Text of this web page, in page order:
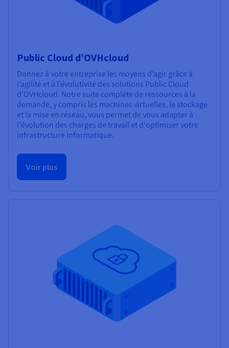
Public Cloud d’OVHcloud
Donnez à votre entreprise les moyens d’agir grâce à
l’agilité et à l’évolutivité des solutions Public Cloud
d’OVHcloud. Notre suite complète de ressources à la
demande, y compris les machines virtuelles, le stockage
et la mise en réseau, vous permet de vous adapter à
l'évolution des charges de travail et d'optimiser votre
infrastructure informatique.
Voir plus